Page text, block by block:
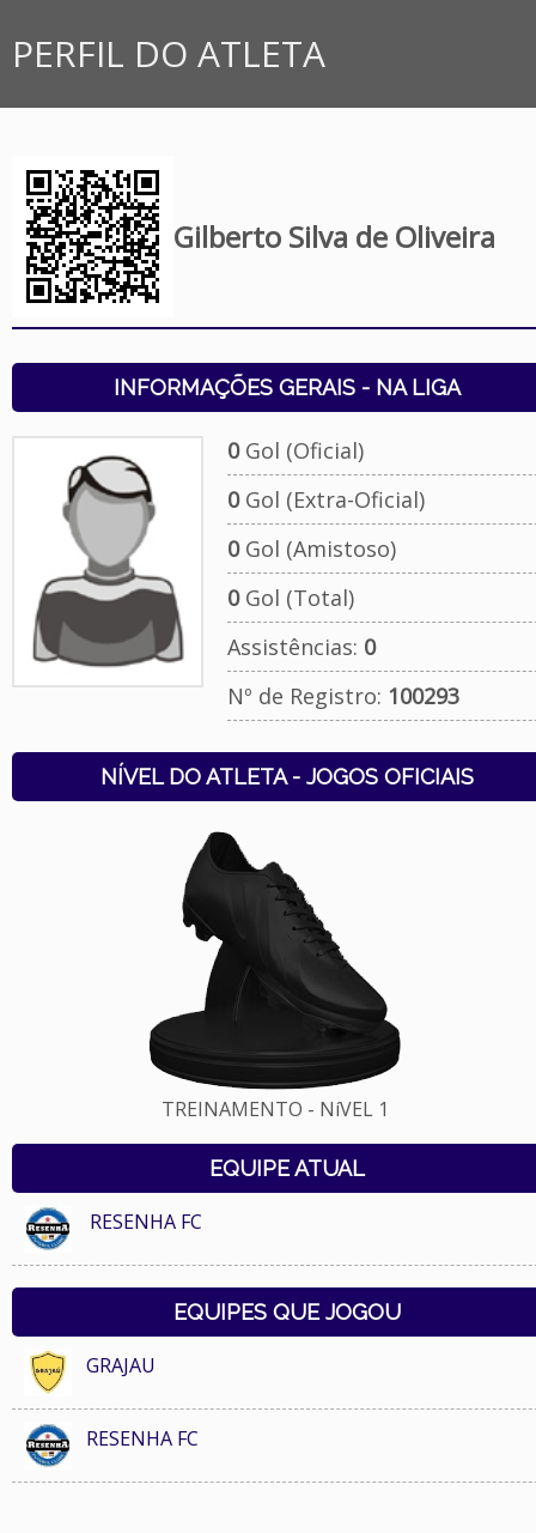
PERFIL DO ATLETA
Gilberto Silva de Oliveira
INFORMAÇÕES GERAIS - NA LIGA
0Gol (Oficial)
0Gol (Extra-Oficial)
0Gol (Amistoso)
0Gol (Total)
Assistências: 0
Nº de Registro: 100293
NÍVEL DO ATLETA - JOGOS OFICIAIS
TREINAMENTO - NíVEL 1
EQUIPE ATUAL
RESENHA FC
EQUIPES QUE JOGOU
GRAJAU
RESENHA FC